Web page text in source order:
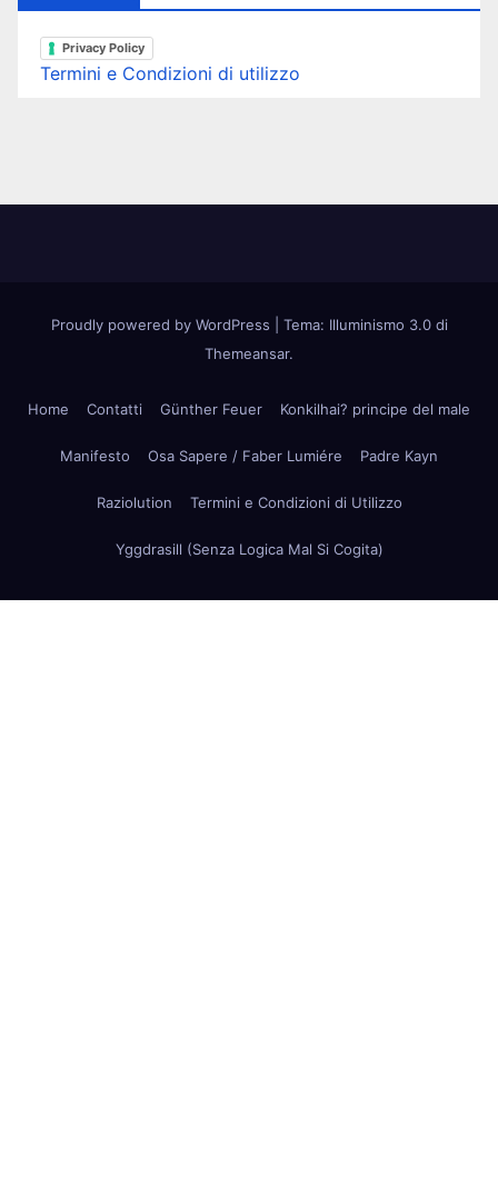
Privacy Policy
Termini e Condizioni di utilizzo
Proudly powered by WordPress
Tema: Illuminismo 3.0 di
Themeansar.
Home Contatti Günther Feuer Konkilhai? principe del male
Manifesto Osa Sapere / Faber Lumiére Padre Kayn
Raziolution Termini e Condizioni di Utilizzo
Yggdrasill (Senza Logica Mal Si Cogita)